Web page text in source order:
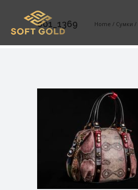
001_1369 Home / Сумки /